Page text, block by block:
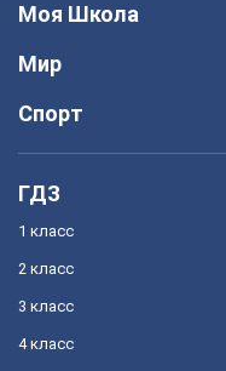
Моя Школа
Мир
Спорт
ГДЗ
1 класс
2 класс
3 класс
4 класс